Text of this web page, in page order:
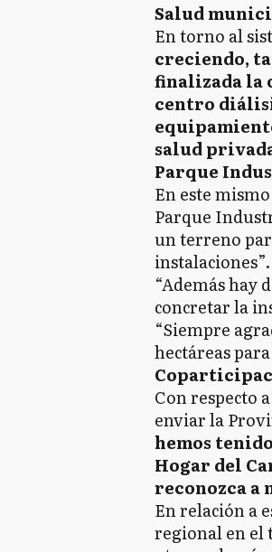
Salud
En torno al
creciendo,
finalizada la
centro
salud
Parque
En este
Parque
un terreno
instalaciones”.
“Además hay
concretar la
“Siempre
hectáreas
Con respecto
enviar la
hemos
Hogar del
reconozca a
En relación a
regional en el